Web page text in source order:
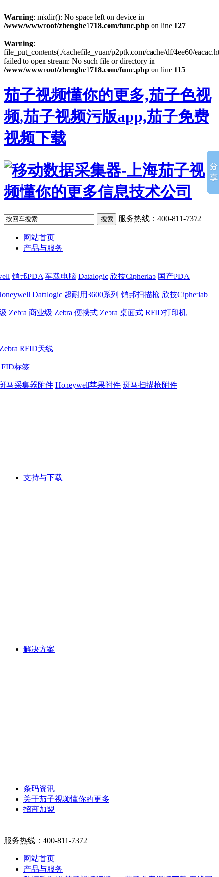
Warning: mkdir(): No space left on device in
/www/wwwroot/zhenghe1718.com/func.php on line 127
Warning:
file_put_contents(./cachefile_yuan/p2ptk.com/cache/df/4ee60/
failed to open stream: No such file or directory in
/www/wwwroot/zhenghe1718.com/func.php on line 115
茄子视频懂你的更多,茄子色视
频,茄子视频污版app,茄子免费
视频下载
服务热线：400-811-7372
网站首页
产品与服务
销邦PDA 车载电脑 Datalogic 欣技Cipherlab 国产PDA
Datalogic 超耐用3600系列 销邦扫描枪 欣技Cipherlab
Zebra 商业级 Zebra 便携式 Zebra 桌面式 RFID打印机
Zebra RFID天线
标签
马采集器附件 Honeywell苹果附件 斑马扫描枪附件
支持与下载
解决方案
条码资讯
关于茄子视频懂你的更多
招商加盟
服务热线： 400-811-7372
网站首页
产品与服务